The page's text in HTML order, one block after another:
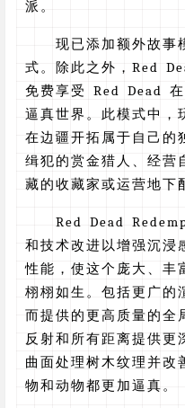
派。
现已添加额外故事
式。除此之外，Red
免费享受 Red Dead
逼真世界。此模式中，
在边疆开拓属于自己的
缉犯的赏金猎人、经营
藏的收藏家或运营地下
Red Dead
和技术改进以增强沉浸
性能，使这个庞大、丰
栩栩如生。包括更广的
而提供的更高质量的全
反射和所有距离提供更
曲面处理树木纹理并改
物和动物都更加逼真。